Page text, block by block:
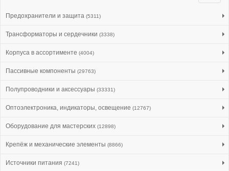
Предохранители и защита (5311)
Трансформаторы и сердечники (3338)
Корпуса в ассортименте (4004)
Пассивные компоненты (29763)
Полупроводники и аксессуары (33331)
Оптоэлектроника, индикаторы, освещение (12767)
Оборудование для мастерских (12898)
Крепёж и механические элементы (8866)
Источники питания (7241)